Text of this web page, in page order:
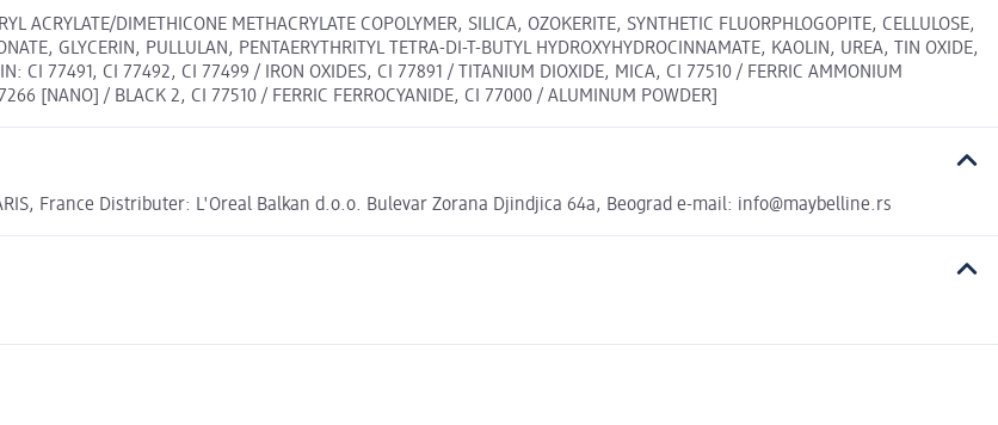
ACRYLATE/DIMETHICONE METHACRYLATE COPOLYMER, SILICA, OZOKERITE, SYNTHETIC FLUORPHLOGOPITE, CELLULOSE,
GLYCERIN, PULLULAN, PENTAERYTHRITYL TETRA-DI-T-BUTYL HYDROXYHYDROCINNAMATE, KAOLIN, UREA, TIN OXIDE,
CI 77491, CI 77492, CI 77499 / IRON OXIDES, CI 77891 / TITANIUM DIOXIDE, MICA, CI 77510 / FERRIC AMMONIUM
[NANO] / BLACK 2, CI 77510 / FERRIC FERROCYANIDE, CI 77000 / ALUMINUM POWDER]
PARIS, France Distributer: L'Oreal Balkan d.o.o. Bulevar Zorana Djindjica 64a, Beograd e-mail: info@maybelline.rs